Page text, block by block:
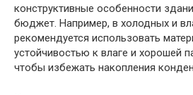
конструктивные особенности
бюджет. Например, в холодных и
рекомендуется использовать
устойчивостью к влаге и хорошей
чтобы избежать накопления